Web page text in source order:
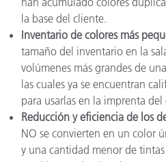
la base del cliente.
Inventario de colores más
tamaño del inventario en la
volúmenes más grandes de
las cuales ya se encuentran
para usarlas en la imprenta
Reducción y eficiencia de los
NO se convierten en un color
y una cantidad menor de